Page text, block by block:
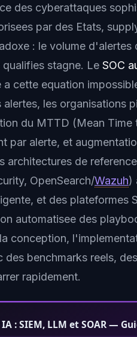
des cyberattaques
par des Etats,
: le volume
stagne. Le SOC
a cette equation
les organisations
du MTTD (Mean
par alerte, et
architectures de
OpenSearch/Wazuh)
et des plateformes
automatisee des
conception,
des benchmarks reels,
rapidement.
: SIEM, LLM et SOAR —